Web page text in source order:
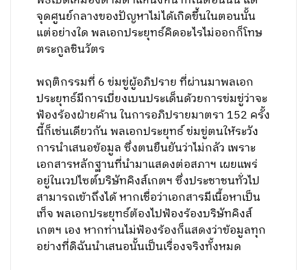
จุดศูนย์กลางของปัญหาไม่ได้เกิดขึ้นในตอนนั้น
แต่อย่างใด พลเอกประยุทธ์คิดอะไรไม่ออกก็โทษ
ตระกูลชินวัตร
พฤติกรรมที่ 6 ข่มขู่ผู้อภิปราย ที่ผ่านมาพลเอก
ประยุทธ์มีการเบี่ยงเบนประเด็นด้วยการข่มขู่ว่าจะ
ฟ้องร้องฝ่ายค้าน ในการอภิปรายมาตรา 152 ครั้ง
นี้ก็เช่นเดียวกัน พลเอกประยุทธ์ ข่มขู่ตนให้ระวัง
การนำเสนอข้อมูล ซึ่งตนยืนยันว่าไม่กลัว เพราะ
เอกสารหลักฐานที่นำมาแสดงต่อสภาฯ เผยแพร่
อยู่ในเวปไซต์บริษัทคิงส์เกตฯ ซึ่งประชาชนทั่วไป
สามารถเข้าถึงได้ หากเชื่อว่าเอกสารมีเนื้อหาเป็น
เท็จ พลเอกประยุทธ์ต้องไปฟ้องร้องบริษัทคิงส์
เกตฯ เอง หากท่านไม่ฟ้องร้องก็แสดงว่าข้อมูลทุก
อย่างที่ดิฉันนำเสนอนั้นเป็นเรื่องจริงทั้งหมด